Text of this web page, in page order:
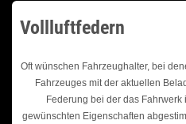
Vollluftfedern
Oft wünschen Fahrzeughalter, bei
Fahrzeuges mit der aktuellen
Federung bei der das
gewünschten Eigenschaften